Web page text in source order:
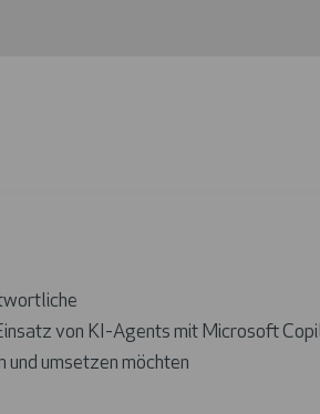
von KI-Agents mit Microsoft
und umsetzen möchten